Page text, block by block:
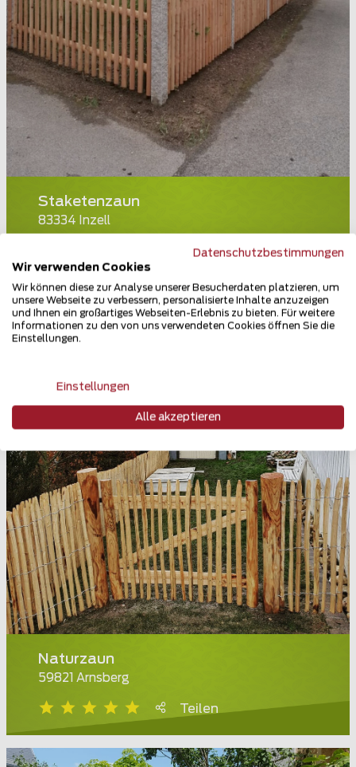
Staketenzaun
83334 Inzell
Teilen
Naturzaun
59821 Arnsberg
Teilen
Datenschutzbestimmungen
Wir verwenden Cookies
Wir können diese zur Analyse unserer Besucherdaten platzieren, um
unsere Webseite zu verbessern, personalisierte Inhalte anzuzeigen
und Ihnen ein großartiges Webseiten-Erlebnis zu bieten. Für weitere
Informationen zu den von uns verwendeten Cookies öffnen Sie die
Einstellungen.
Einstellungen
Alle akzeptieren